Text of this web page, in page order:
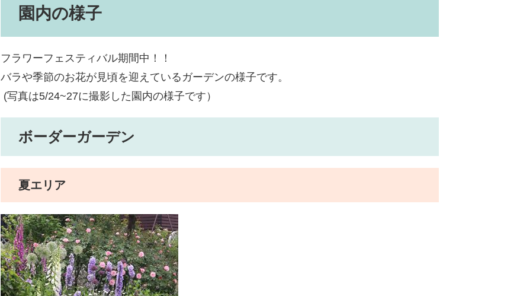
園内の様子
フラワーフェスティバル期間中！！
バラや季節のお花が見頃を迎えているガーデンの様子です。
(写真は5/24~27に撮影した園内の様子です）
ボーダーガーデン
夏エリア